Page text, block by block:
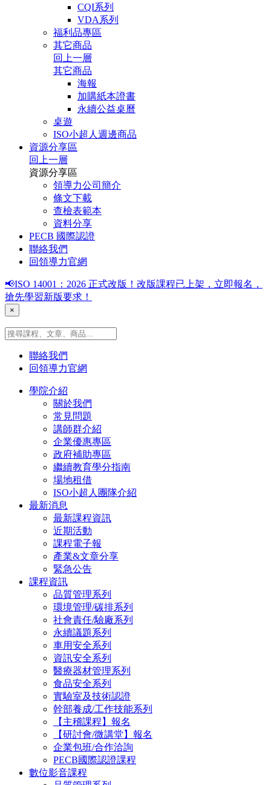
CQI系列
VDA系列
福利品專區
其它商品
回上一層
其它商品
海報
加購紙本證書
永續公益桌曆
桌遊
ISO小超人週邊商品
資源分享區
回上一層
資源分享區
領導力公司簡介
條文下載
查檢表範本
資料分享
PECB 國際認證
聯絡我們
回領導力官網
📢ISO 14001：2026 正式改版！改版課程已上架，立即報名，
搶先學習新版要求！
×
聯絡我們
回領導力官網
學院介紹
關於我們
常見問題
講師群介紹
企業優惠專區
政府補助專區
繼續教育學分指南
場地租借
ISO小超人團隊介紹
最新消息
最新課程資訊
近期活動
課程電子報
產業&文章分享
緊急公告
課程資訊
品質管理系列
環境管理/碳排系列
社會責任/驗廠系列
永續議題系列
車用安全系列
資訊安全系列
醫療器材管理系列
食品安全系列
實驗室及技術認證
幹部養成/工作技能系列
【主稽課程】報名
【研討會/微講堂】報名
企業包班/合作洽詢
PECB國際認證課程
數位影音課程